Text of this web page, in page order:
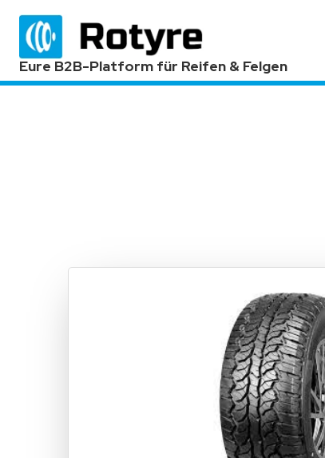
Eure B2B-Platform für Reifen & Felgen